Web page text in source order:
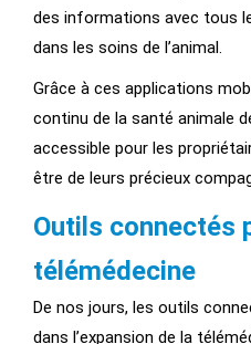
des informations avec tous
dans les soins de l’animal.
Grâce à ces applications
continu de la santé animale
accessible pour les
être de leurs précieux
Outils connectés
télémédecine
De nos jours, les outils
dans l’expansion de la